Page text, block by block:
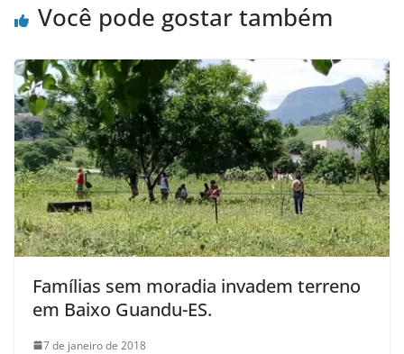
Você pode gostar também
Famílias sem moradia invadem terreno
em Baixo Guandu-ES.
7 de janeiro de 2018